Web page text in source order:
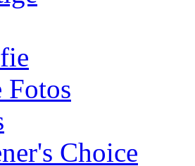
Fotos
Choice